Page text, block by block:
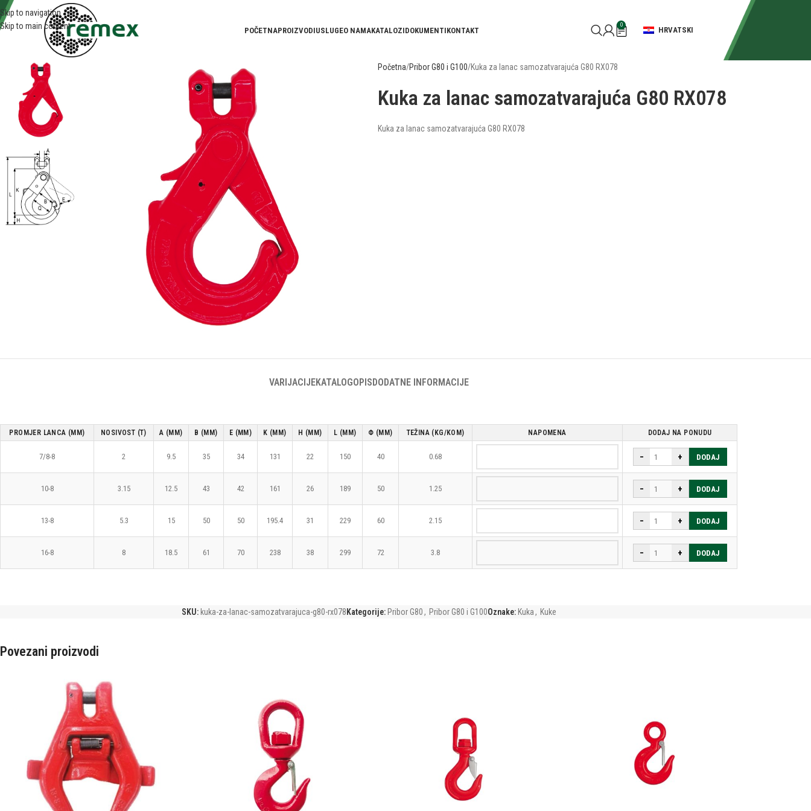
Skip to navigation
Skip to main content
POČETNAPROIZVODIUSLUGEO NAMAKATALOZIDOKUMENTIKONTAKT
0
HRVATSKI
Početna Pribor G80 i G100 Kuka za lanac samozatvarajuća G80 RX078
Kuka za lanac samozatvarajuća G80 RX078
Kuka za lanac samozatvarajuća G80 RX078
VARIJACIJEKATALOGOPISDODATNE INFORMACIJE
PROMJER LANCA (MM) NOSIVOST (T) A (MM) B (MM) E (MM) K (MM) H (MM) L (MM) Φ (MM) TEŽINA (KG/KOM) NAPOMENA DODAJ NA PONUDU
7/8-8 2 9.5 35 34 131 22 150 40 0.68 − + DODAJ
10-8 3.15 12.5 43 42 161 26 189 50 1.25 − + DODAJ
13-8 5.3 15 50 50 195.4 31 229 60 2.15 − + DODAJ
16-8 8 18.5 61 70 238 38 299 72 3.8 − + DODAJ
SKU: kuka-za-lanac-samozatvarajuca-g80-rx078Kategorije: Pribor G80, Pribor G80 i G100Oznake: Kuka, Kuke
Povezani proizvodi